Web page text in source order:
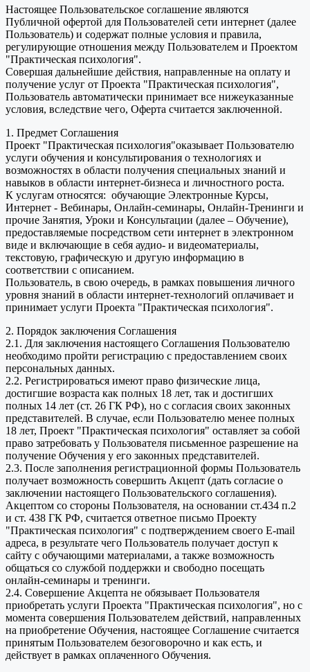
Настоящее Пользовательское соглашение являются
Публичной офертой для Пользователей сети интернет (далее
Пользователь) и содержат полные условия и правила,
регулирующие отношения между Пользователем и Проектом
"Практическая психология".
Совершая дальнейшие действия, направленные на оплату и
получение услуг от Проекта "Практическая психология",
Пользователь автоматически принимает все нижеуказанные
условия, вследствие чего, Оферта считается заключенной.
1. Предмет Соглашения
Проект "Практическая психология"оказывает Пользователю
услуги обучения и консультирования о технологиях и
возможностях в области получения специальных знаний и
навыков в области интернет-бизнеса и личностного роста.
К услугам относятся: обучающие Электронные Курсы,
Интернет - Вебинары, Онлайн-семинары, Онлайн-Тренинги и
прочие Занятия, Уроки и Консультации (далее – Обучение),
предоставляемые посредством сети интернет в электронном
виде и включающие в себя аудио- и видеоматериалы,
текстовую, графическую и другую информацию в
соответствии с описанием.
Пользователь, в свою очередь, в рамках повышения личного
уровня знаний в области интернет-технологий оплачивает и
принимает услуги Проекта "Практическая психология".
2. Порядок заключения Соглашения
2.1. Для заключения настоящего Соглашения Пользователю
необходимо пройти регистрацию с предоставлением своих
персональных данных.
2.2. Регистрироваться имеют право физические лица,
достигшие возраста как полных 18 лет, так и достигших
полных 14 лет (ст. 26 ГК РФ), но с согласия своих законных
представителей. В случае, если Пользователю менее полных
18 лет, Проект "Практическая психология" оставляет за собой
право затребовать у Пользователя письменное разрешение на
получение Обучения у его законных представителей.
2.3. После заполнения регистрационной формы Пользователь
получает возможность совершить Акцепт (дать согласие о
заключении настоящего Пользовательского соглашения).
Акцептом со стороны Пользователя, на основании ст.434 п.2
и ст. 438 ГК РФ, считается ответное письмо Проекту
"Практическая психология" с подтверждением своего E-mail
адреса, в результате чего Пользователь получает доступ к
сайту с обучающими материалами, а также возможность
общаться со службой поддержки и свободно посещать
онлайн-семинары и тренинги.
2.4. Совершение Акцепта не обязывает Пользователя
приобретать услуги Проекта "Практическая психология", но с
момента совершения Пользователем действий, направленных
на приобретение Обучения, настоящее Соглашение считается
принятым Пользователем безоговорочно и как есть, и
действует в рамках оплаченного Обучения.